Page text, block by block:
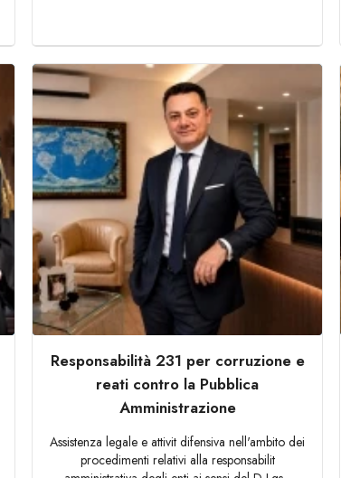
Responsabilità 231 per corruzione e
reati contro la Pubblica
Amministrazione
Assistenza legale e attivit difensiva nell'ambito dei
procedimenti relativi alla responsabilit